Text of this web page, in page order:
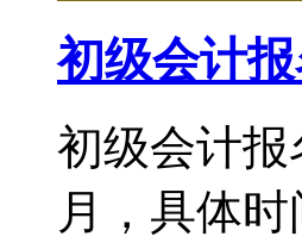
初级会计
初级会计
月，具体